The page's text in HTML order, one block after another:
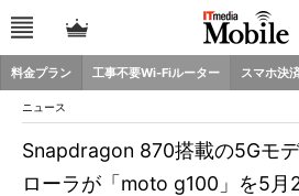
料金プラン 工事不要Wi-Fiルーター スマホ決
ニュース
Snapdragon 870搭載の5Gモ
ローラが「moto g100」を5月